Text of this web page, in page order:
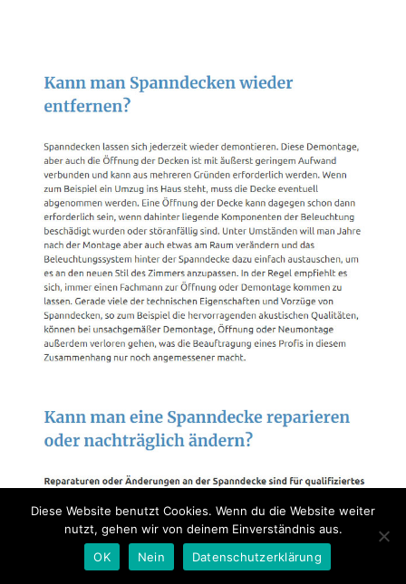
Diese Website benutzt Cookies. Wenn du die Website weiter
nutzt, gehen wir von deinem Einverständnis aus.
OK
Nein Datenschutzerklärung